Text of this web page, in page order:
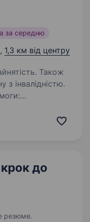
за середню
1,3 км від центру
Також
з інвалідністю.
до
резюме.